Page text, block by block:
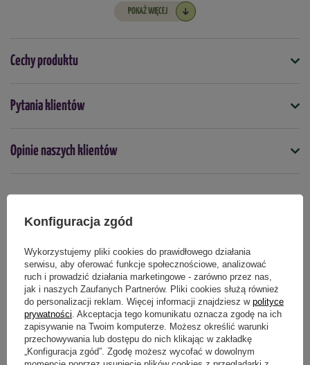
mS/m
frakcja: 0-20 mm
POKAŻ WIĘCEJ
Cechy produktu
Symbol
5907487105561
rośliny doniczkowe roślin zielonych
Pytania klientów
Opinie naszych klientów
Produkty powiązane
Konfiguracja zgód
Wykorzystujemy pliki cookies do prawidłowego działania
serwisu, aby oferować funkcje społecznościowe, analizować
ruch i prowadzić działania marketingowe - zarówno przez nas,
jak i naszych Zaufanych Partnerów. Pliki cookies służą również
do personalizacji reklam. Więcej informacji znajdziesz w polityce
prywatności . Akceptacja tego komunikatu oznacza zgodę na ich
zapisywanie na Twoim komputerze. Możesz określić warunki
przechowywania lub dostępu do nich klikając w zakładkę
„Konfiguracja zgód”. Zgodę możesz wycofać w dowolnym